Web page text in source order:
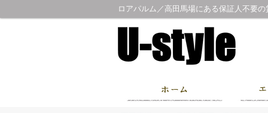
ロアパルム／高田馬場にある保証人不要